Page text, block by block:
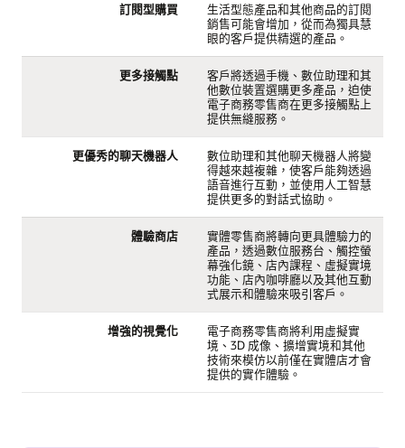
訂閱型購買
生活型態產品和其他商品的訂閱
銷售可能會增加，從而為獨具慧
眼的客戶提供精選的產品。
更多接觸點
客戶將透過手機、數位助理和其
他數位裝置選購更多產品，迫使
電子商務零售商在更多接觸點上
提供無縫服務。
更優秀的聊天機器人
數位助理和其他聊天機器人將變
得越來越複雜，使客戶能夠透過
語音進行互動，並使用人工智慧
提供更多的對話式協助。
體驗商店
實體零售商將轉向更具體驗力的
產品，透過數位服務台、觸控螢
幕強化鏡、店內課程、虛擬實境
功能、店內咖啡廳以及其他互動
式展示和體驗來吸引客戶。
增強的視覺化
電子商務零售商將利用虛擬實
境、3D 成像、擴增實境和其他
技術來模仿以前僅在實體店才會
提供的實作體驗。